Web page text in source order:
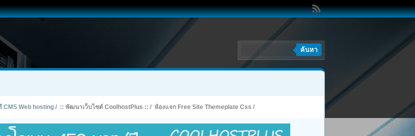
ค้นหา
CMS Web hosting/ :: พัฒนาเว็บไซต์ CoolhostPlus :: / ห้องแจก Free Site Themeplate Css /